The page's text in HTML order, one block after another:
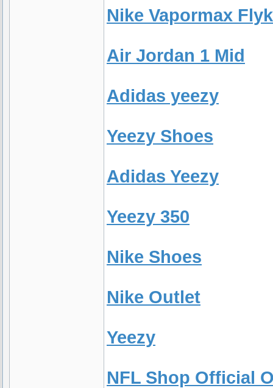
Nike Vapormax
Air Jordan 1 Mid
Adidas yeezy
Yeezy Shoes
Adidas Yeezy
Yeezy 350
Nike Shoes
Nike Outlet
Yeezy
NFL Shop Official